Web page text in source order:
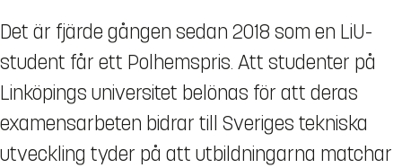
Det är fjärde gången sedan 2018 som en LiU-
student får ett Polhemspris. Att studenter på
Linköpings universitet belönas för att deras
examensarbeten bidrar till Sveriges tekniska
utveckling tyder på att utbildningarna matchar